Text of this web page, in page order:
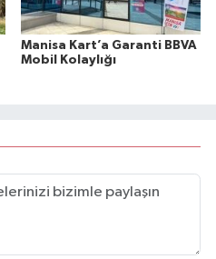
Manisa Kart’a Garanti BBVA
Mobil Kolaylığı